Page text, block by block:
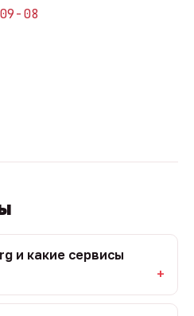
08
и какие сервисы